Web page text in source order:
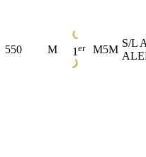
550 M 1 er M5M
S/L